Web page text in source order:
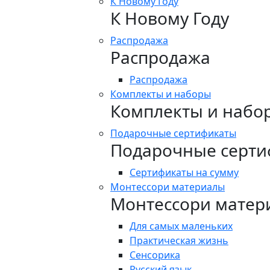
К Новому Году
Распродажа
Распродажа
Распродажа
Комплекты и наборы
Комплекты и
Подарочные сертификаты
Подарочные
Сертификаты на сумму
Монтессори материалы
Монтессори
Для самых маленьких
Практическая жизнь
Сенсорика